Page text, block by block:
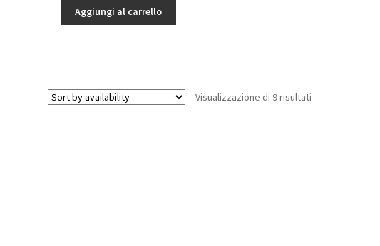
e
servo
per
Tamiya
Aggiungi al carrello
Visualizzazione di 9 risultati